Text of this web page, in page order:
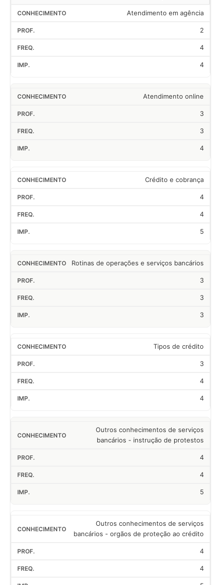
Atendimento em agência
2
4
4
Atendimento online
3
3
4
Crédito e cobrança
4
4
5
Rotinas de operações e serviços bancários
3
3
3
Tipos de crédito
3
4
4
Outros conhecimentos de serviços
bancários - instrução de protestos
4
4
5
Outros conhecimentos de serviços
bancários - orgãos de proteção ao crédito
4
4